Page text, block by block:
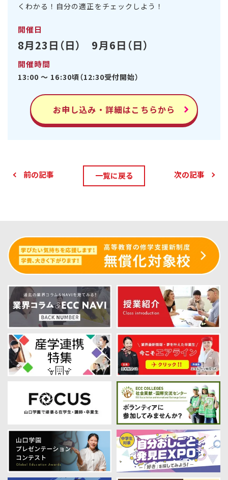
くわかる！自分の適正をチェックしよう！
開催日
8月23日（日） 9月6日（日）
開催時間
13:00 ～ 16:30頃（12:30受付開始）
お申し込み・詳細はこちらから
前の記事 一覧に戻る 次の記事